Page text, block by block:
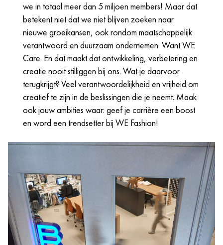
we in totaal meer dan 5 miljoen members! Maar dat
betekent niet dat we niet blijven zoeken naar
nieuwe groeikansen, ook rondom maatschappelijk
verantwoord en duurzaam ondernemen. Want WE
Care. En dat maakt dat ontwikkeling, verbetering en
creatie nooit stilliggen bij ons. Wat je daarvoor
terugkrijgt? Veel verantwoordelijkheid en vrijheid om
creatief te zijn in de beslissingen die je neemt. Maak
ook jouw ambities waar: geef je carrière een boost
en word een trendsetter bij WE Fashion!